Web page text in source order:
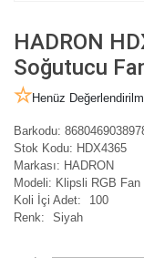
HADRON
Soğutucu
Henüz
Barkodu:
Stok Kodu: HDX4365
Markası: HADRON
Modeli: Klipsli RGB Fan
Koli İçi Adet:
100
Renk:
Siyah